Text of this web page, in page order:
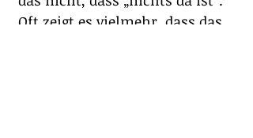
Oft zeigt es vielmehr, dass das